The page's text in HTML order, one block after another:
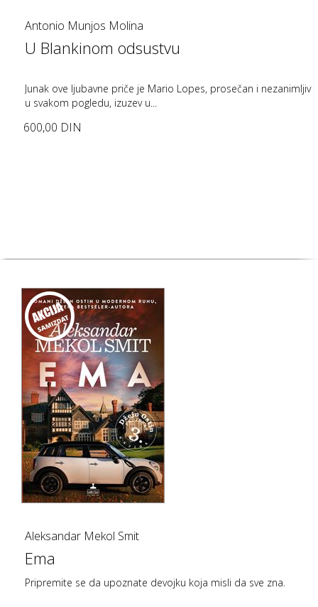
Antonio Munjos Molina
U Blankinom odsustvu
Junak ove ljubavne priče je Mario Lopes, prosečan i nezanimljiv
u svakom pogledu, izuzev u...
600,00 DIN
Aleksandar Mekol Smit
Ema
Pripremite se da upoznate devojku koja misli da sve zna.